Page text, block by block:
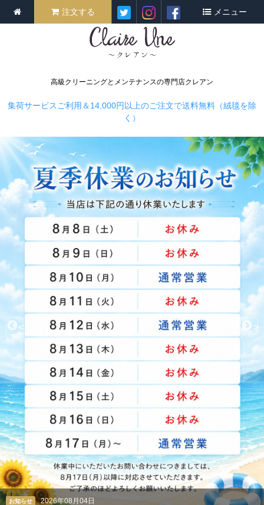
高級クリーニングとメンテナンスの専門店クレアン
注文する メニュー
集荷サービスご利用＆14,000円以上のご注文で送料無料（絨毯を除
く）
お知らせ 2026年08月04日
< >